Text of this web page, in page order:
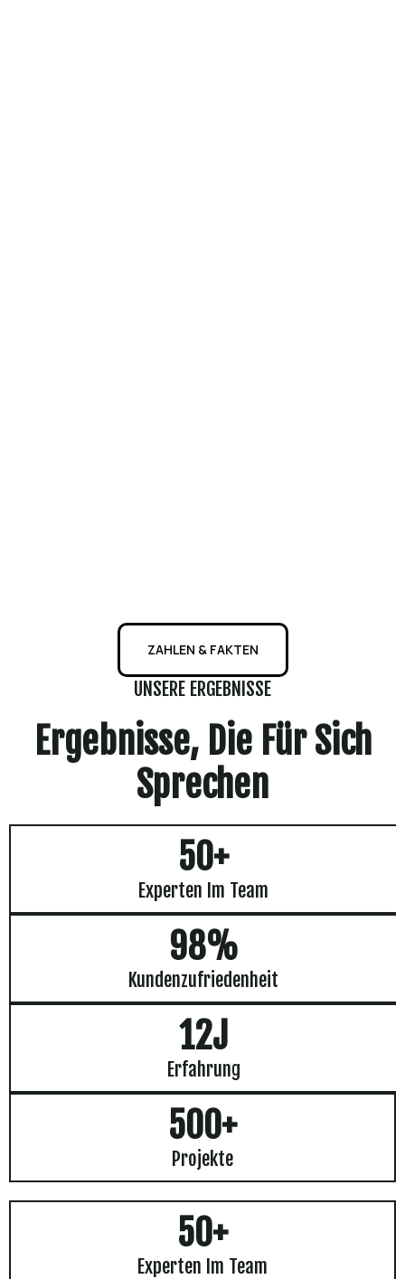
ZAHLEN & FAKTEN
UNSERE ERGEBNISSE
Ergebnisse, Die Für Sich
Sprechen
50+
Experten Im Team
98%
Kundenzufriedenheit
12J
Erfahrung
500+
Projekte
50+
Experten Im Team